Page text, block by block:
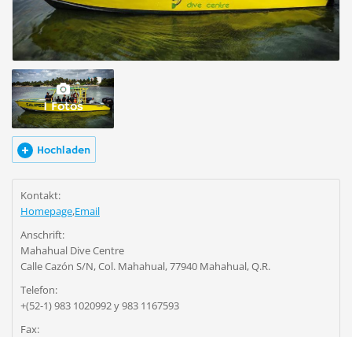
1 Fotos
Hochladen
Kontakt:
Homepage,Email
Anschrift:
Mahahual Dive Centre
Calle Cazón S/N, Col. Mahahual, 77940 Mahahual, Q.R.
Telefon:
+(52-1) 983 1020992 y 983 1167593
Fax: